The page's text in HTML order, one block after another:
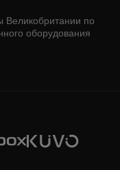
Великобритании по
оборудования